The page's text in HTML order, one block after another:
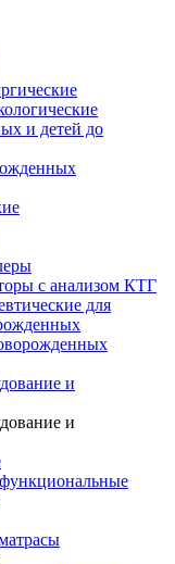
и детей до
с анализом КТГ
для
и
и